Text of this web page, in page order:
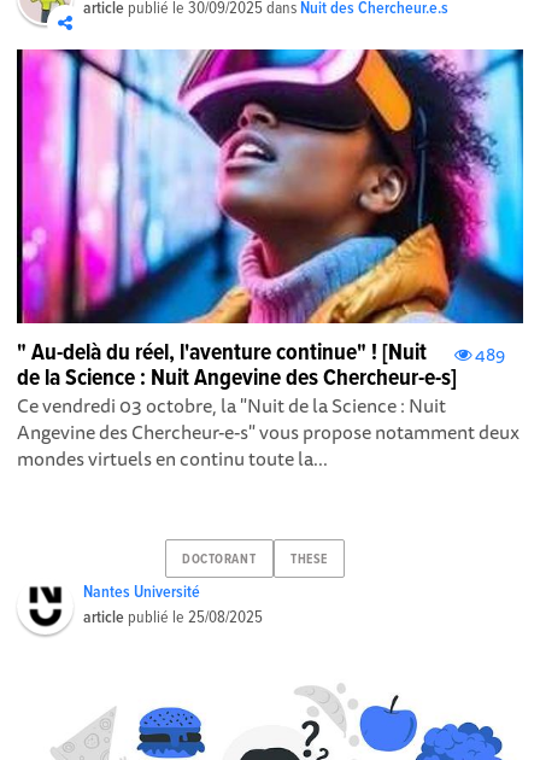
article publié le30/09/2025dansNuit des Chercheur.e.s
489
" Au-delà du réel, l'aventure continue" ! [Nuit
de la Science : Nuit Angevine des Chercheur-e-s]
Ce vendredi 03 octobre, la "Nuit de la Science : Nuit
Angevine des Chercheur-e-s" vous propose notamment deux
mondes virtuels en continu toute la...
DOCTORANT THESE
Nantes Université
article publié le25/08/2025